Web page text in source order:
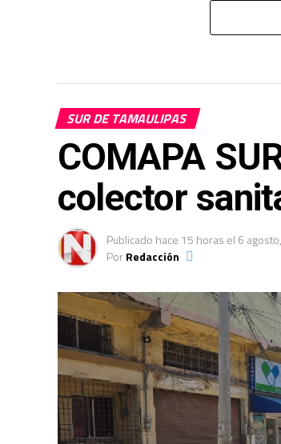
SUR DE TAMAULIPAS
COMAPA
colector
Publicado hace 15 horas el 6
PorRedacción